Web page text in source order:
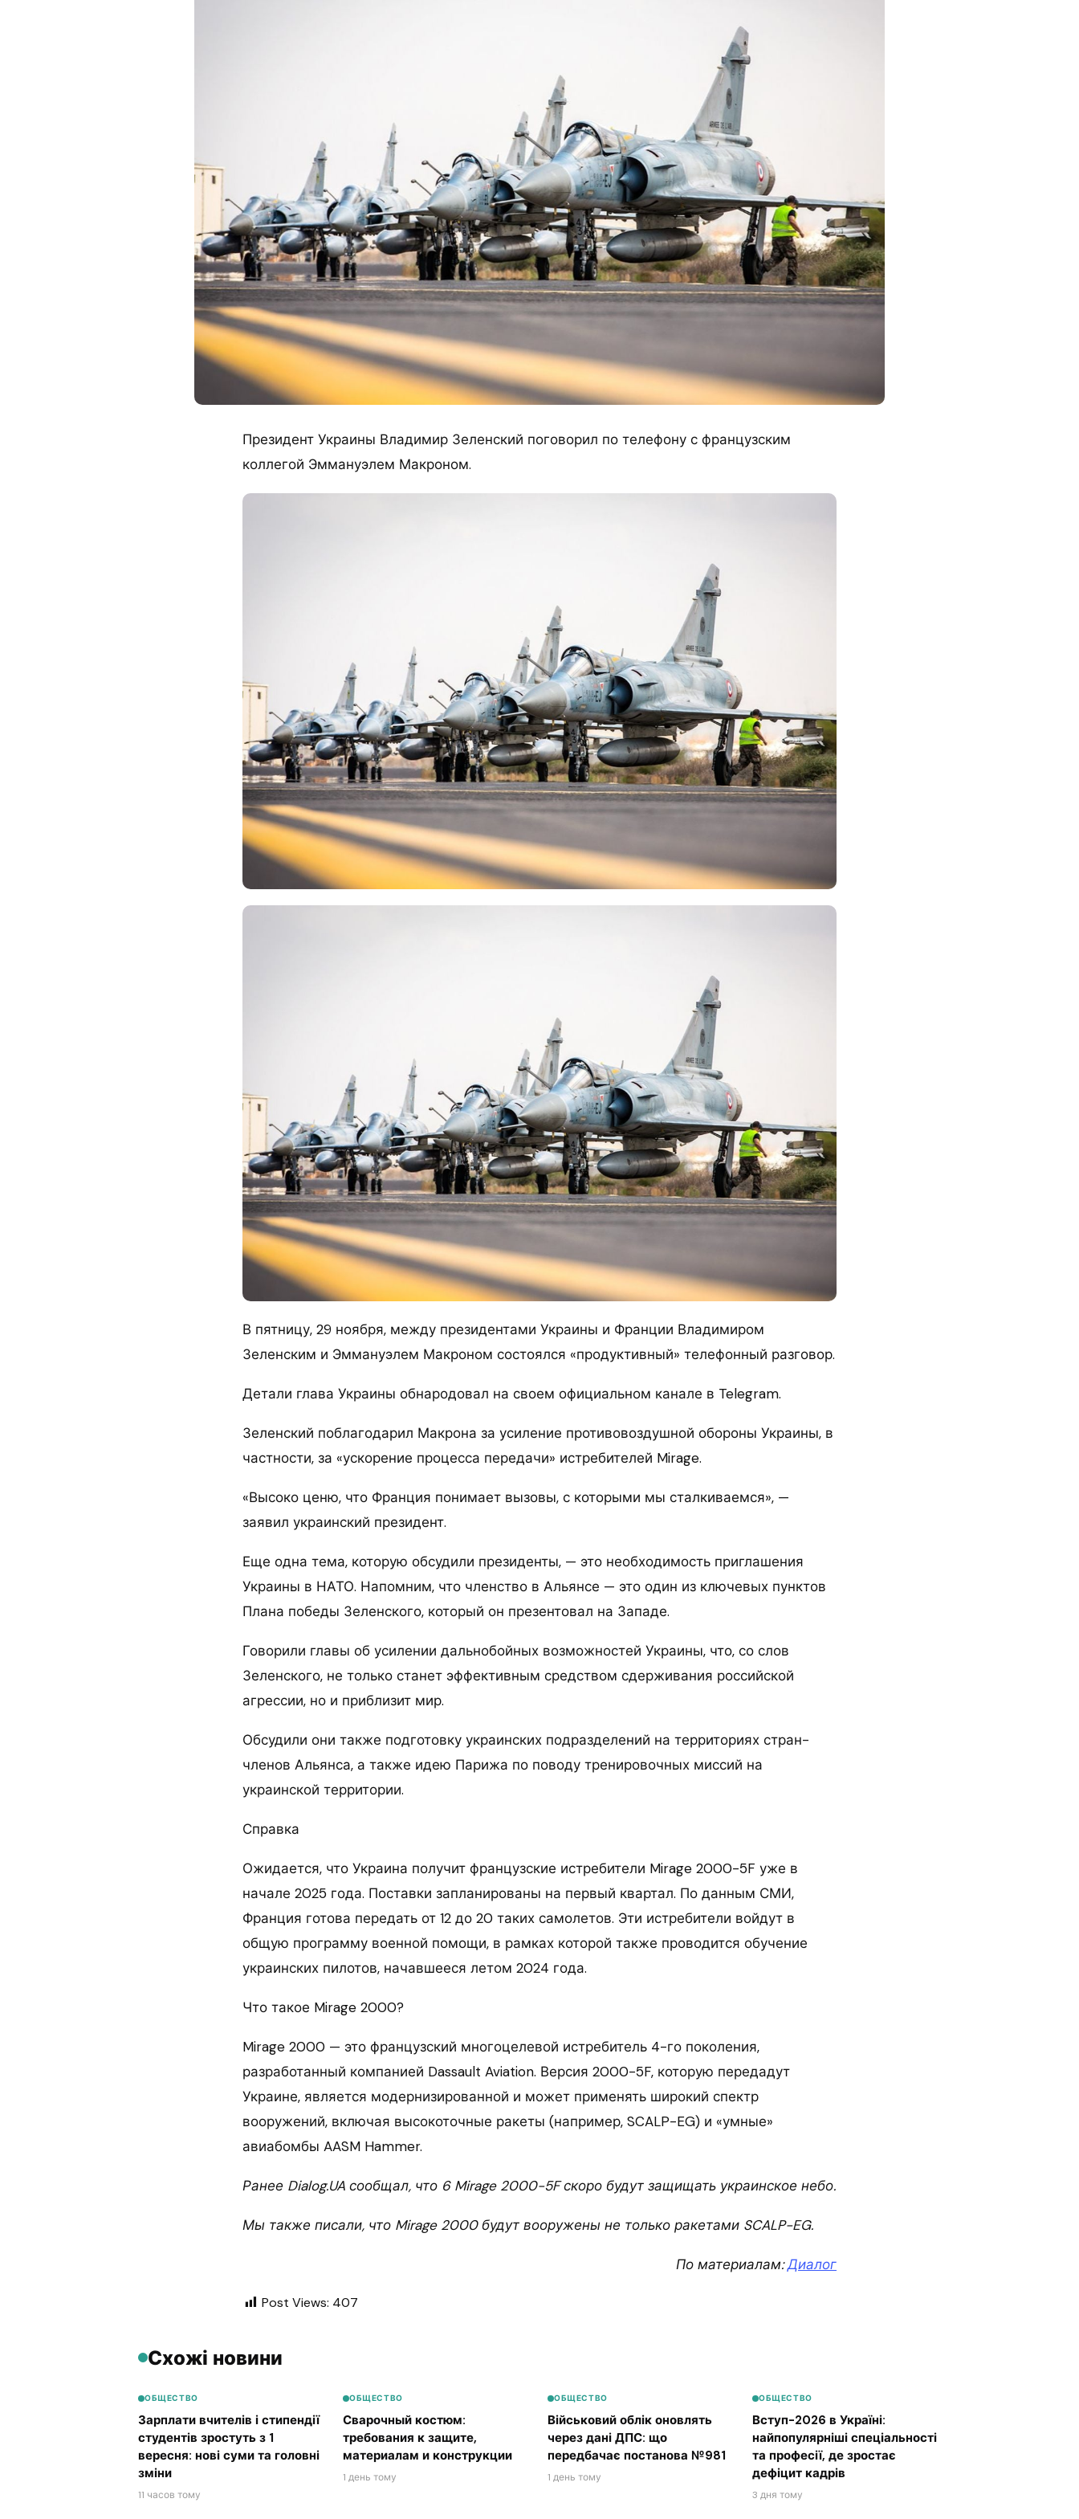
​Президент Украины Владимир Зеленский поговорил по телефону с французским
коллегой Эммануэлем Макроном.
В пятницу, 29 ноября, между президентами Украины и Франции Владимиром
Зеленским и Эммануэлем Макроном состоялся «продуктивный» телефонный разговор.
Детали глава Украины обнародовал на своем официальном канале в Telegram.
Зеленский поблагодарил Макрона за усиление противовоздушной обороны Украины, в
частности, за «ускорение процесса передачи» истребителей Mirage.
«Высоко ценю, что Франция понимает вызовы, с которыми мы сталкиваемся», —
заявил украинский президент.
Еще одна тема, которую обсудили президенты, — это необходимость приглашения
Украины в НАТО. Напомним, что членство в Альянсе — это один из ключевых пунктов
Плана победы Зеленского, который он презентовал на Западе.
Говорили главы об усилении дальнобойных возможностей Украины, что, со слов
Зеленского, не только станет эффективным средством сдерживания российской
агрессии, но и приблизит мир.
Обсудили они также подготовку украинских подразделений на территориях стран-
членов Альянса, а также идею Парижа по поводу тренировочных миссий на
украинской территории.
Справка
Ожидается, что Украина получит французские истребители Mirage 2000-5F уже в
начале 2025 года. Поставки запланированы на первый квартал. По данным СМИ,
Франция готова передать от 12 до 20 таких самолетов. Эти истребители войдут в
общую программу военной помощи, в рамках которой также проводится обучение
украинских пилотов, начавшееся летом 2024 года.
Что такое Mirage 2000?
Mirage 2000 — это французский многоцелевой истребитель 4-го поколения,
разработанный компанией Dassault Aviation. Версия 2000-5F, которую передадут
Украине, является модернизированной и может применять широкий спектр
вооружений, включая высокоточные ракеты (например, SCALP-EG) и «умные»
авиабомбы AASM Hammer.
Ранее Dialog.UA сообщал, что 6 Mirage 2000-5F скоро будут защищать украинское небо.
Мы также писали, что Mirage 2000 будут вооружены не только ракетами SCALP-EG.
По материалам:Диалог
Post Views: 407
Схожі новини
ОБЩЕСТВО
Зарплати вчителів і стипендії
студентів зростуть з 1
вересня: нові суми та головні
зміни
11 часов тому
ОБЩЕСТВО
Сварочный костюм:
требования к защите,
материалам и конструкции
1 день тому
ОБЩЕСТВО
Військовий облік оновлять
через дані ДПС: що
передбачає постанова №981
1 день тому
ОБЩЕСТВО
Вступ-2026 в Україні:
найпопулярніші спеціальності
та професії, де зростає
дефіцит кадрів
3 дня тому